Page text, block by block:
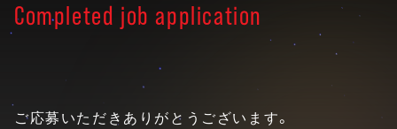
Completed job application
ご応募いただきありがとうございます。